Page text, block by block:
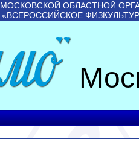
ОБЛАСТНОЙ
«ВСЕРОССИЙСКОЕ